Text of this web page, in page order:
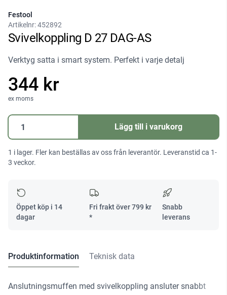
Festool
Artikelnr:452892
Svivelkoppling D 27 DAG-AS
Verktyg satta i smart system. Perfekt i varje detalj
344 kr
ex moms
Svivelkoppling
DAG-
Lägg till i varukorg
1 i lager. Fler kan beställas av oss från leverantör. Leveranstid ca 1-
3 veckor.
Öppet köp i 14
dagar
Fri frakt över799 kr
*
Snabb
leverans
Produktinformation Teknisk data
Anslutningsmuffen med svivelkoppling ansluter snabbt